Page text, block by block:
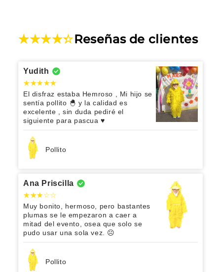
Reseñas de clientes
Yudith
El disfraz estaba Hemroso , Mi hijo se
sentía pollito 🐣 y la calidad es
excelente , sin duda pediré el
siguiente para pascua ♥️
Pollito
Ana Priscilla
Muy bonito, hermoso, pero bastantes
plumas se le empezaron a caer a
mitad del evento, osea que solo se
pudo usar una sola vez. ☹️
Pollito